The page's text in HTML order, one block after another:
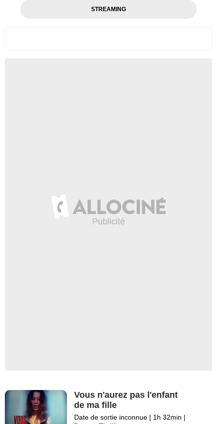
STREAMING
Vous n'aurez pas l'enfant
de ma fille
Date de sortie inconnue | 1h 32min |